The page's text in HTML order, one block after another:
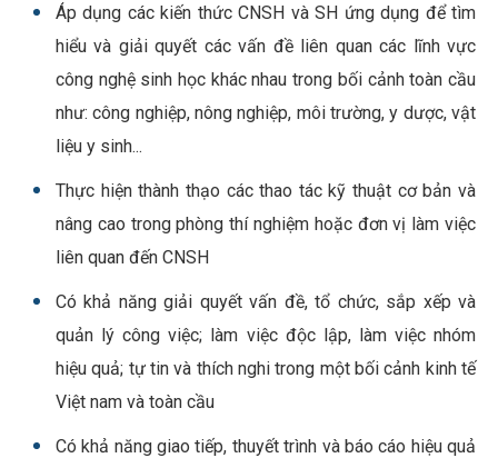
Áp dụng các kiến thức CNSH và SH ứng dụng để tìm
hiểu và giải quyết các vấn đề liên quan các lĩnh vực
công nghệ sinh học khác nhau trong bối cảnh toàn cầu
như: công nghiệp, nông nghiệp, môi trường, y dược, vật
liệu y sinh...
Thực hiện thành thạo các thao tác kỹ thuật cơ bản và
nâng cao trong phòng thí nghiệm hoặc đơn vị làm việc
liên quan đến CNSH
Có khả năng giải quyết vấn đề, tổ chức, sắp xếp và
quản lý công việc; làm việc độc lập, làm việc nhóm
hiệu quả; tự tin và thích nghi trong một bối cảnh kinh tế
Việt nam và toàn cầu
Có khả năng giao tiếp, thuyết trình và báo cáo hiệu quả